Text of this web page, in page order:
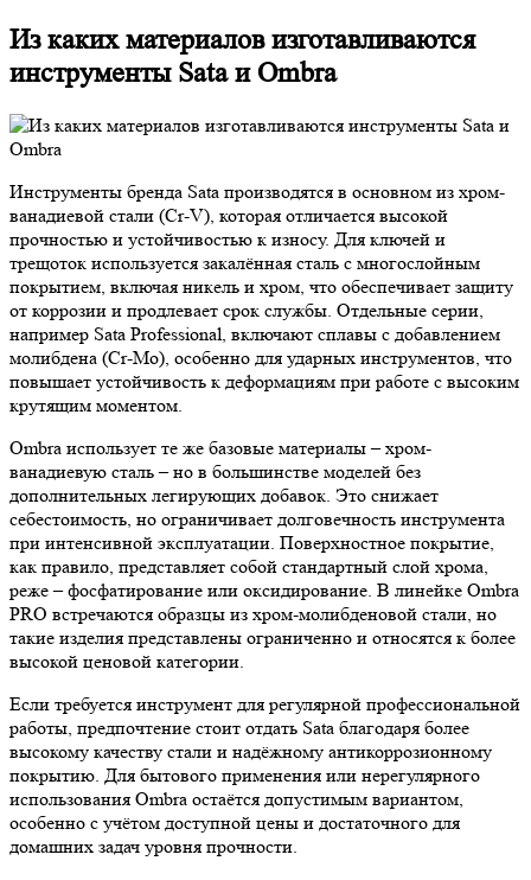
Из каких материалов изготавливаются
инструменты Sata и Ombra
Инструменты бренда Sata производятся в основном из хром-
ванадиевой стали (Cr-V), которая отличается высокой
прочностью и устойчивостью к износу. Для ключей и
трещоток используется закалённая сталь с многослойным
покрытием, включая никель и хром, что обеспечивает защиту
от коррозии и продлевает срок службы. Отдельные серии,
например Sata Professional, включают сплавы с добавлением
молибдена (Cr-Mo), особенно для ударных инструментов, что
повышает устойчивость к деформациям при работе с высоким
крутящим моментом.
Ombra использует те же базовые материалы – хром-
ванадиевую сталь – но в большинстве моделей без
дополнительных легирующих добавок. Это снижает
себестоимость, но ограничивает долговечность инструмента
при интенсивной эксплуатации. Поверхностное покрытие,
как правило, представляет собой стандартный слой хрома,
реже – фосфатирование или оксидирование. В линейке Ombra
PRO встречаются образцы из хром-молибденовой стали, но
такие изделия представлены ограниченно и относятся к более
высокой ценовой категории.
Если требуется инструмент для регулярной профессиональной
работы, предпочтение стоит отдать Sata благодаря более
высокому качеству стали и надёжному антикоррозионному
покрытию. Для бытового применения или нерегулярного
использования Ombra остаётся допустимым вариантом,
особенно с учётом доступной цены и достаточного для
домашних задач уровня прочности.